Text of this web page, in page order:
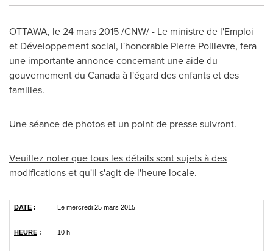
OTTAWA, le 24 mars 2015 /CNW/ - Le ministre de l'Emploi
et Développement social, l'honorable Pierre Poilievre, fera
une importante annonce concernant une aide du
gouvernement du Canadaà l'égard des enfants et des
familles.
Une séance de photos et un point de presse suivront.
Veuillez noter que tous les détails sont sujets à des
modifications et qu'il s'agit de l'heure locale.
DATE : Le mercredi 25 mars 2015
HEURE : 10 h